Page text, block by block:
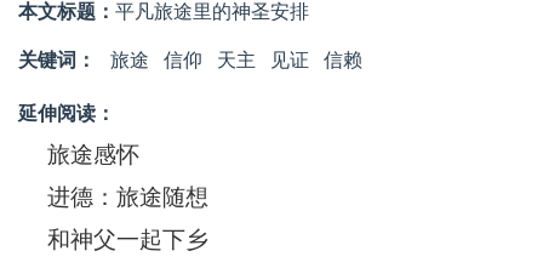
本文标题： 平凡旅途里的神圣安排
关键词： 旅途 信仰 天主 见证 信赖
延伸阅读：
旅途感怀
进德：旅途随想
和神父一起下乡